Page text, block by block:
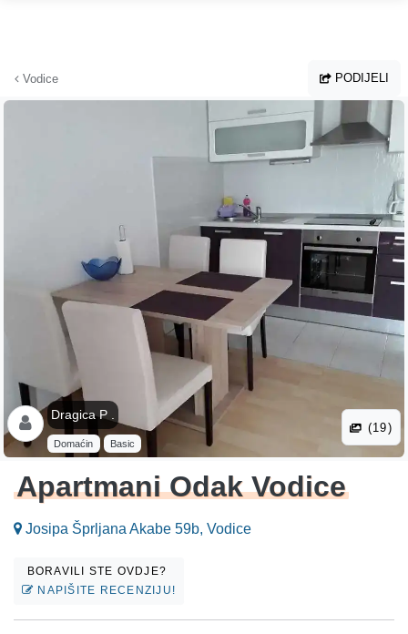
Vodice PODIJELI
Dragica P .
Domaćin Basic
(19)
Apartmani Odak Vodice
Josipa Šprljana Akabe 59b, Vodice
BORAVILI STE OVDJE?
NAPIŠITE RECENZIJU!